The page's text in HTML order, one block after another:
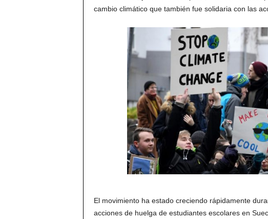
cambio climático que también fue solidaria con las
El movimiento ha estado creciendo rápidamente
acciones de huelga de estudiantes escolares en